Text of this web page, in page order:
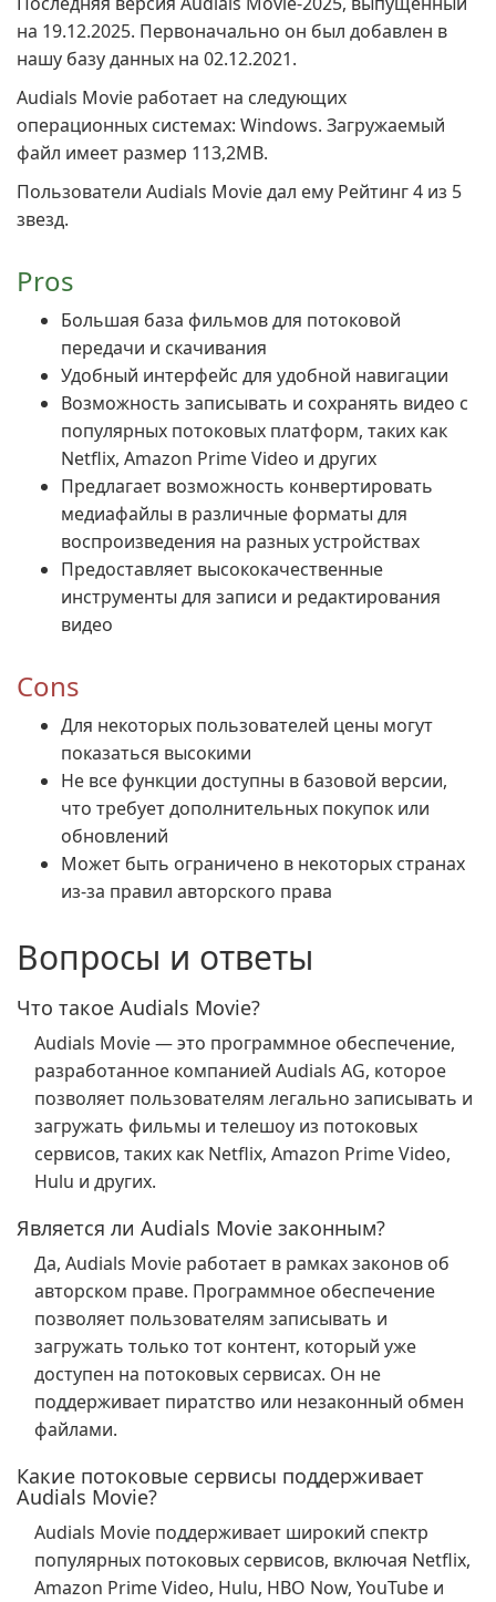
на 19.12.2025. Первоначально он был добавлен в
нашу базу данных на 02.12.2021.
Audials Movie работает на следующих
операционных системах: Windows. Загружаемый
файл имеет размер 113,2MB.
Пользователи Audials Movie дал ему Рейтинг 4 из 5
звезд.
Pros
Большая база фильмов для потоковой
передачи и скачивания
Удобный интерфейс для удобной навигации
Возможность записывать и сохранять видео с
популярных потоковых платформ, таких как
Netflix, Amazon Prime Video и других
Предлагает возможность конвертировать
медиафайлы в различные форматы для
воспроизведения на разных устройствах
Предоставляет высококачественные
инструменты для записи и редактирования
видео
Cons
Для некоторых пользователей цены могут
показаться высокими
Не все функции доступны в базовой версии,
что требует дополнительных покупок или
обновлений
Может быть ограничено в некоторых странах
из-за правил авторского права
Вопросы и ответы
Что такое Audials Movie?
Audials Movie — это программное обеспечение,
разработанное компанией Audials AG, которое
позволяет пользователям легально записывать и
загружать фильмы и телешоу из потоковых
сервисов, таких как Netflix, Amazon Prime Video,
Hulu и других.
Является ли Audials Movie законным?
Да, Audials Movie работает в рамках законов об
авторском праве. Программное обеспечение
позволяет пользователям записывать и
загружать только тот контент, который уже
доступен на потоковых сервисах. Он не
поддерживает пиратство или незаконный обмен
файлами.
Какие потоковые сервисы поддерживает
Audials Movie?
Audials Movie поддерживает широкий спектр
популярных потоковых сервисов, включая Netflix,
Amazon Prime Video, Hulu, HBO Now, YouTube и